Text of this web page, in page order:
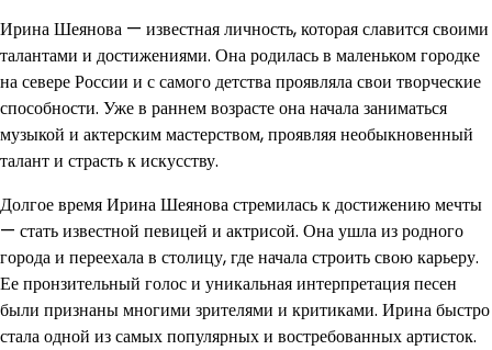
Ирина Шеянова — известная личность, которая славится своими
талантами и достижениями. Она родилась в маленьком городке
на севере России и с самого детства проявляла свои творческие
способности. Уже в раннем возрасте она начала заниматься
музыкой и актерским мастерством, проявляя необыкновенный
талант и страсть к искусству.
Долгое время Ирина Шеянова стремилась к достижению мечты
— стать известной певицей и актрисой. Она ушла из родного
города и переехала в столицу, где начала строить свою карьеру.
Ее пронзительный голос и уникальная интерпретация песен
были признаны многими зрителями и критиками. Ирина быстро
стала одной из самых популярных и востребованных артисток.